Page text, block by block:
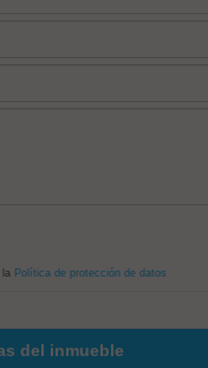
la Política de protección de datos
del inmueble